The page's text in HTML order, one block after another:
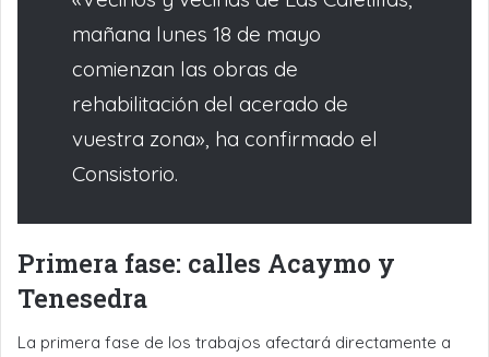
mañana lunes 18 de mayo
comienzan las obras de
rehabilitación del acerado de
vuestra zona», ha confirmado el
Consistorio.
Primera fase: calles Acaymo y
Tenesedra
La primera fase de los trabajos afectará directamente a